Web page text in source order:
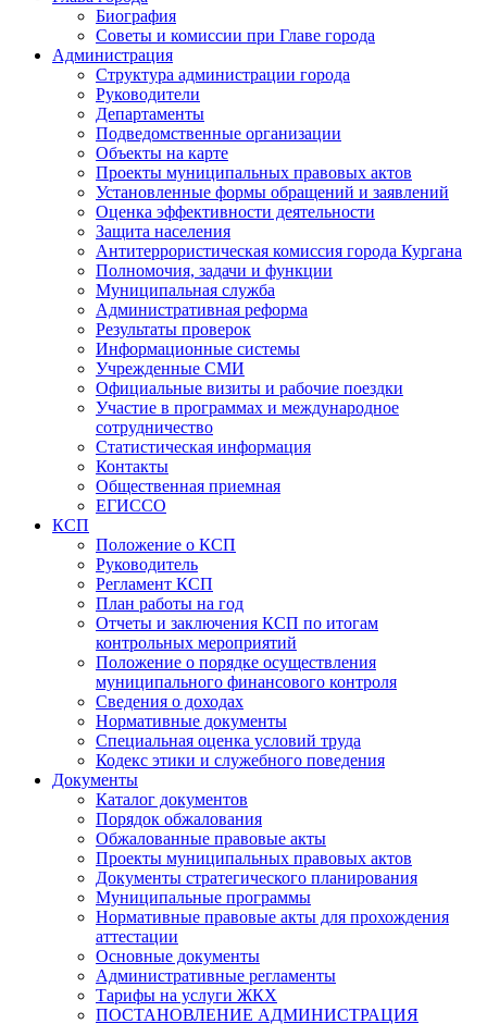
Биография
Советы и комиссии при Главе города
Администрация
Структура администрации города
Руководители
Департаменты
Подведомственные организации
Объекты на карте
Проекты муниципальных правовых актов
Установленные формы обращений и заявлений
Оценка эффективности деятельности
Защита населения
Антитеррористическая комиссия города Кургана
Полномочия, задачи и функции
Муниципальная служба
Административная реформа
Результаты проверок
Информационные системы
Учрежденные СМИ
Официальные визиты и рабочие поездки
Участие в программах и международное
сотрудничество
Статистическая информация
Контакты
Общественная приемная
ЕГИССО
КСП
Положение о КСП
Руководитель
Регламент КСП
План работы на год
Отчеты и заключения КСП по итогам
контрольных мероприятий
Положение о порядке осуществления
муниципального финансового контроля
Сведения о доходах
Нормативные документы
Специальная оценка условий труда
Кодекс этики и служебного поведения
Документы
Каталог документов
Порядок обжалования
Обжалованные правовые акты
Проекты муниципальных правовых актов
Документы стратегического планирования
Муниципальные программы
Нормативные правовые акты для прохождения
аттестации
Основные документы
Административные регламенты
Тарифы на услуги ЖКХ
ПОСТАНОВЛЕНИЕ АДМИНИСТРАЦИЯ